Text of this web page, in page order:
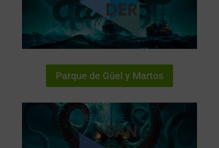
Parque de Güel y Martos